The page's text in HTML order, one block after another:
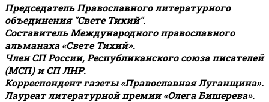
Председатель Православного литературного
объединения "Свете Тихий".
Составитель Международного православного
альманаха «Свете Тихий».
Член СП России, Республиканского союза писателей
(МСП) и СП ЛНР.
Корреспондент газеты «Православная Луганщина».
Лауреат литературной премии «Олега Бишерева».